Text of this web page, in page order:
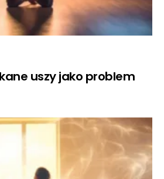
uszy jako problem